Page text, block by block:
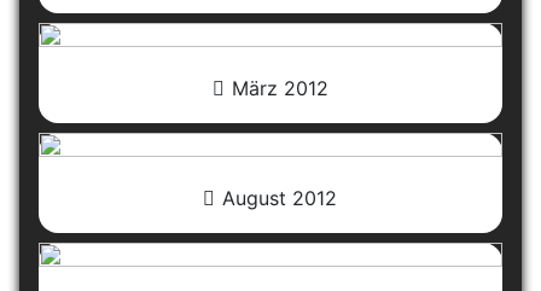
März 2012
August 2012